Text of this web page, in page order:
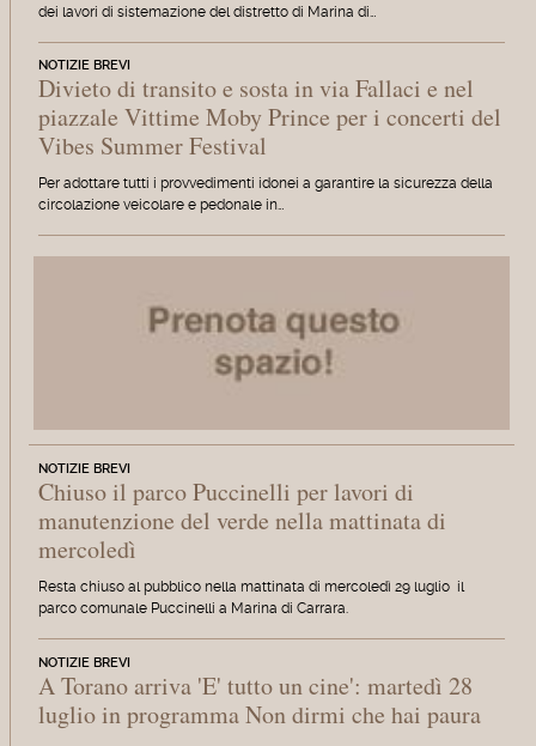
dei lavori di sistemazione del distretto di Marina di…
NOTIZIE BREVI
Divieto di transito e sosta in via Fallaci e nel
piazzale Vittime Moby Prince per i concerti del
Vibes Summer Festival
Per adottare tutti i provvedimenti idonei a garantire la sicurezza della
circolazione veicolare e pedonale in…
NOTIZIE BREVI
Chiuso il parco Puccinelli per lavori di
manutenzione del verde nella mattinata di
mercoledì
Resta chiuso al pubblico nella mattinata di mercoledì 29 luglio il
parco comunale Puccinelli a Marina di Carrara.
NOTIZIE BREVI
A Torano arriva 'E' tutto un cine': martedì 28
luglio in programma Non dirmi che hai paura